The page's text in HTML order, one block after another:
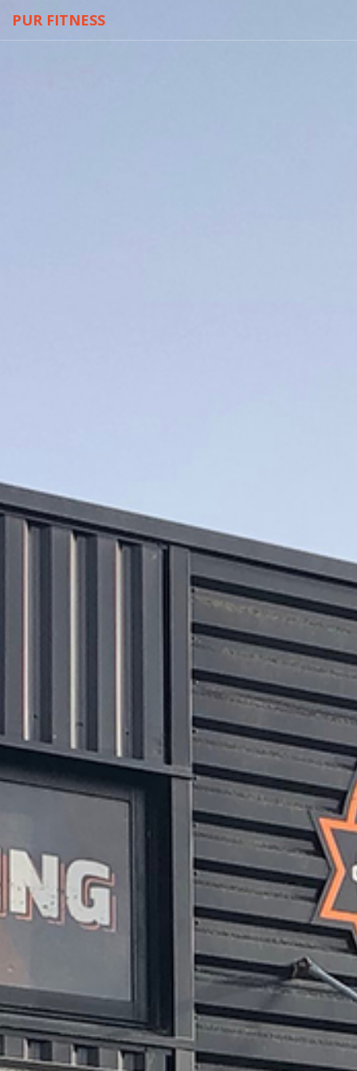
PUR FITNESS